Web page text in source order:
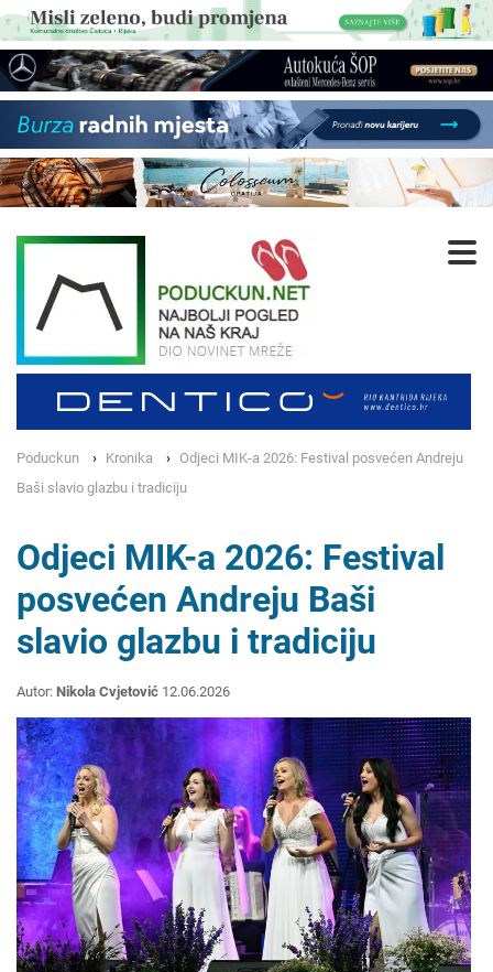
Poduckun Kronika
Odjeci MIK-a 2026: Festival posvećen Andreju
Baši slavio glazbu i tradiciju
Odjeci MIK-a 2026: Festival
posvećen Andreju Baši
slavio glazbu i tradiciju
Autor: Nikola Cvjetović 12.06.2026